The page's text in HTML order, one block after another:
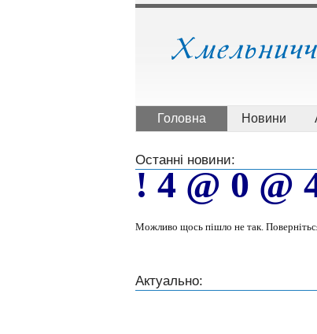
Головна Новини
Останні новини:
! 4 @ 0 @
Можливо щось пішло не так.
Актуально: